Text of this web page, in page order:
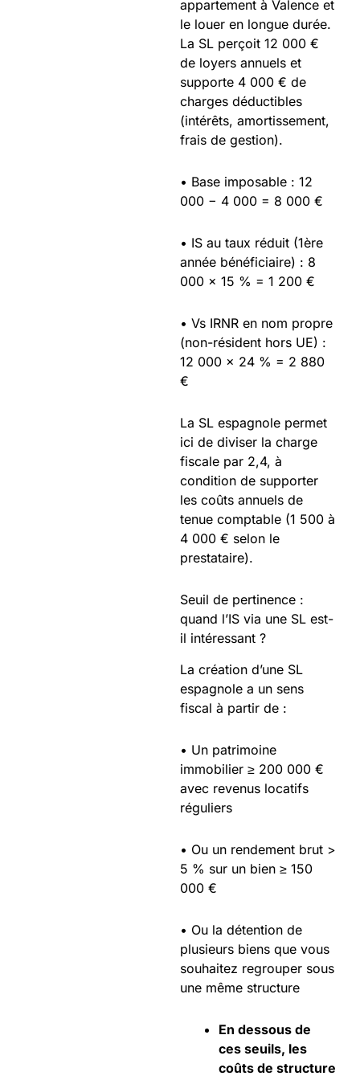
appartement à Valence et
le louer en longue durée.
La SL perçoit 12 000 €
de loyers annuels et
supporte 4 000 € de
charges déductibles
(intérêts, amortissement,
frais de gestion).
• Base imposable : 12
000 − 4 000 = 8 000 €
• IS au taux réduit (1ère
année bénéficiaire) : 8
000 × 15 % = 1 200 €
• Vs IRNR en nom propre
(non-résident hors UE) :
12 000 × 24 % = 2 880
€
La SL espagnole permet
ici de diviser la charge
fiscale par 2,4, à
condition de supporter
les coûts annuels de
tenue comptable (1 500 à
4 000 € selon le
prestataire).
Seuil de pertinence :
quand l’IS via une SL est-
il intéressant ?
La création d’une SL
espagnole a un sens
fiscal à partir de :
• Un patrimoine
immobilier ≥ 200 000 €
avec revenus locatifs
réguliers
• Ou un rendement brut >
5 % sur un bien ≥ 150
000 €
• Ou la détention de
plusieurs biens que vous
souhaitez regrouper sous
une même structure
En dessous de
ces seuils, les
coûts de structure